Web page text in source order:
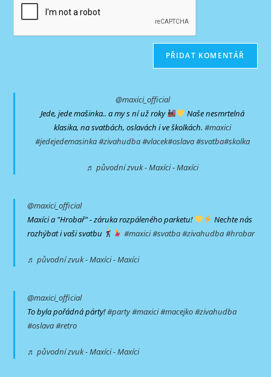
uživatelské
jméno
svého
webu
(volitelně)
@maxici_official
Jede, jede mašinka.. a my s ní už roky
Naše nesmrtelná
klasika, na svatbách, oslavách i ve školkách. #maxici
#jedejedemasinka#zivahudba#vlacek#oslava#svatba#skolka
♬ původní zvuk - Maxíci - Maxíci
@maxici_official
Maxíci a "Hrobař" - záruka rozpáleného parketu!
Nechte nás
rozhýbat i vaši svatbu
#maxici#svatba#zivahudba#hrobar
♬ původní zvuk - Maxíci - Maxíci
@maxici_official
To byla pořádná párty!#party#maxici#macejko#zivahudba
#oslava#retro
♬ původní zvuk - Maxíci - Maxíci